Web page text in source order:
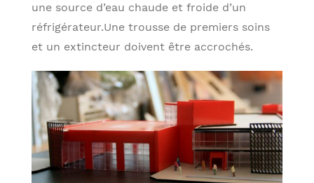
une source d’eau chaude et froide d’un
réfrigérateur.Une trousse de premiers soins
et un extincteur doivent être accrochés.